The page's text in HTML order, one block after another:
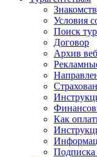
Условия
Поиск
Договор
Архив
Как
Подписка